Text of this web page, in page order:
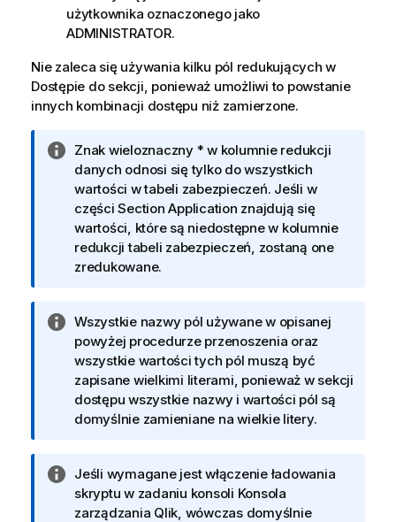
użytkownika oznaczonego jako
ADMINISTRATOR.
Nie zaleca się używania kilku pól redukujących w
Dostępie do sekcji, ponieważ umożliwi to powstanie
innych kombinacji dostępu niż zamierzone.
I
n
f
o
r
m
a
a
Znak wieloznaczny * w kolumnie redukcji
danych odnosi się tylko do wszystkich
wartości w tabeli zabezpieczeń. Jeśli w
części Section Application znajdują się
wartości, które są niedostępne w kolumnie
redukcji tabeli zabezpieczeń, zostaną one
zredukowane.
I
n
f
o
r
m
j
a
Wszystkie nazwy pól używane w opisanej
powyżej procedurze przenoszenia oraz
wszystkie wartości tych pól muszą być
zapisane wielkimi literami, ponieważ w sekcji
dostępu wszystkie nazwy i wartości pól są
domyślnie zamieniane na wielkie litery.
I
n
f
Jeśli wymagane jest włączenie ładowania
skryptu w zadaniu konsoli Konsola
zarządzania Qlik , wówczas domyślnie